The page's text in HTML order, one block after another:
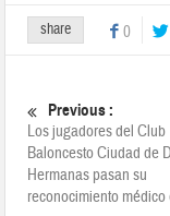
share 0
Previous :
Los jugadores del Club
Baloncesto Ciudad de
Hermanas pasan su
reconocimiento médico